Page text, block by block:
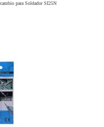
para Soldador SI25N